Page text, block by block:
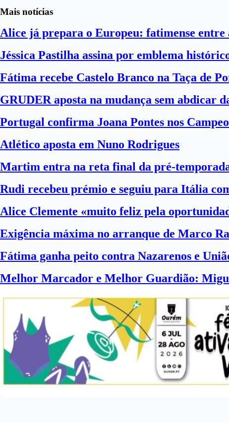
Mais notícias
Alice já prepara o Europeu: fatimense entre
Jéssica Pastilha assina por emblema
Fátima recebe Castelo Branco na Taça de
GRUDER aposta na mudança sem abdicar
Portugal confirma Joana Pontes nos
Atlético aposta em Nuno Rodrigues
Martim entra na reta final da pré-
Rudi recebeu prémio e seguiu para Itália
Alice Clemente «muito feliz pela
Exigência máxima no arranque de Marco
Fátima ganha peito contra Nazarenos e
Melhor Marcador e Melhor Guardião: